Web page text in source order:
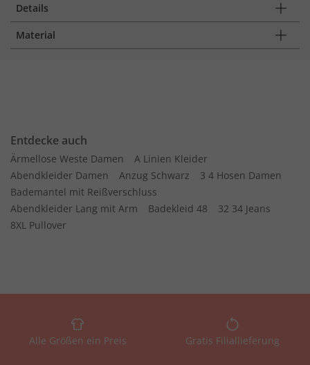
Details
Material
Entdecke auch
Ärmellose Weste Damen
A Linien Kleider
Abendkleider Damen
Anzug Schwarz
3 4 Hosen Damen
Bademantel mit Reißverschluss
Abendkleider Lang mit Arm
Badekleid 48
32 34 Jeans
8XL Pullover
Alle Größen ein Preis Gratis Filiallieferung